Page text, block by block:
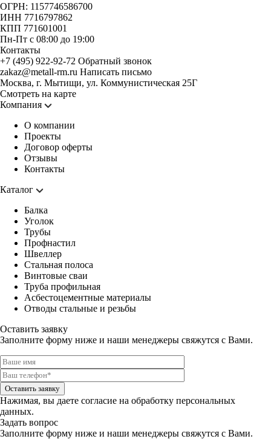
ОГРН: 1157746586700
ИНН 7716797862
КПП 771601001
Пн-Пт с 08:00 до 19:00
Контакты
+7 (495) 922-92-72 Обратный звонок
zakaz@metall-rm.ru Написать письмо
Москва, г. Мытищи, ул. Коммунистическая 25Г
Смотреть на карте
Компания
О компании
Проекты
Договор оферты
Отзывы
Контакты
Каталог
Балка
Уголок
Трубы
Профнастил
Швеллер
Стальная полоса
Винтовые сваи
Труба профильная
Асбестоцементные материалы
Отводы стальные и резьбы
Оставить заявку
Заполните форму ниже и наши менеджеры свяжутся с Вами.
Оставить заявку
Нажимая, вы даете согласие на обработку персональных
данных.
Задать вопрос
Заполните форму ниже и наши менеджеры свяжутся с Вами.